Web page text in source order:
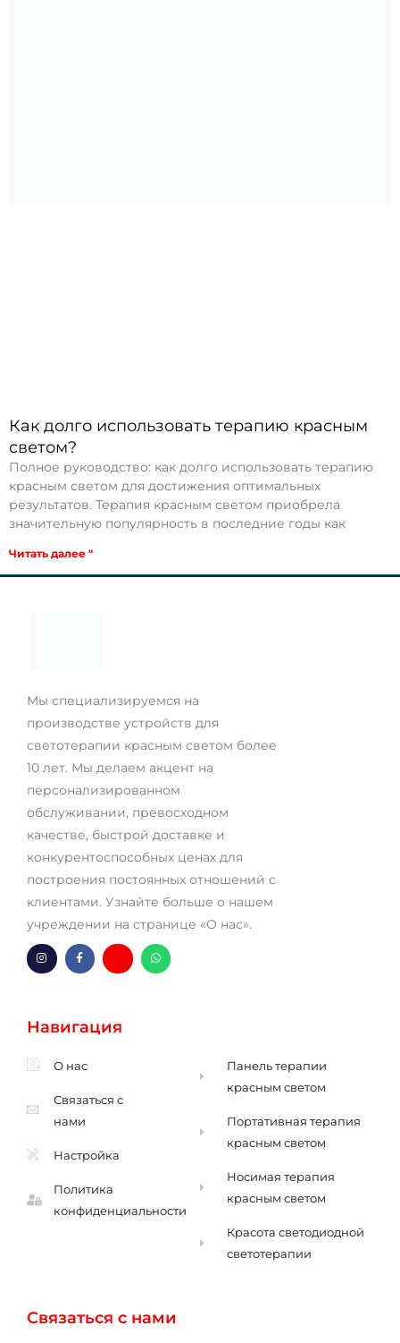
Как долго использовать терапию красным
светом?
Полное руководство: как долго использовать терапию
красным светом для достижения оптимальных
результатов. Терапия красным светом приобрела
значительную популярность в последние годы как
Читать далее "
Мы специализируемся на
производстве устройств для
светотерапии красным светом более
10 лет. Мы делаем акцент на
персонализированном
обслуживании, превосходном
качестве, быстрой доставке и
конкурентоспособных ценах для
построения постоянных отношений с
клиентами. Узнайте больше о нашем
учреждении на странице «О нас».
И
н
р
а
F
a
o
k
m
в
е
В
а
Навигация
О нас
Связаться с
нами
Настройка
Политика
конфиденциальности
Панель терапии
красным светом
Портативная терапия
красным светом
Носимая терапия
красным светом
Красота светодиодной
светотерапии
Связаться с нами